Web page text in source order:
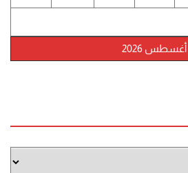
أغسطس 2026